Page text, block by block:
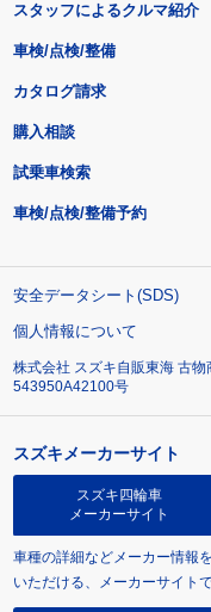
スタッフによるクルマ紹介
車検/点検/整備
カタログ請求
購入相談
試乗車検索
車検/点検/整備予約
安全データシート(SDS)
個人情報について
株式会社 スズキ自販東海 古
543950A42100号
スズキメーカーサイト
スズキ四輪車
メーカーサイト
車種の詳細などメーカー情報
いただける、メーカーサイトで